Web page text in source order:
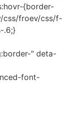
{border-
css/froev/css/f-
.6;}
" deta-
font-